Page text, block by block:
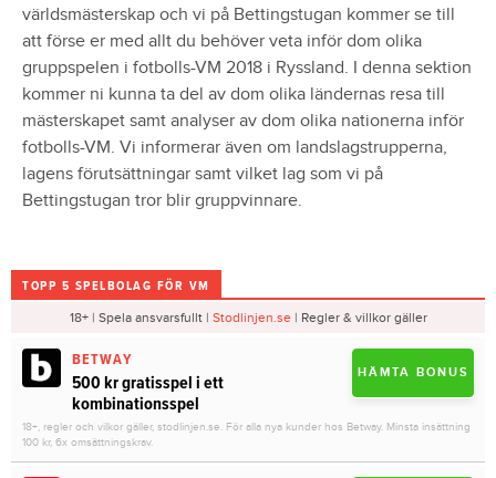
världsmästerskap och vi på Bettingstugan kommer se till
att förse er med allt du behöver veta inför dom olika
gruppspelen i fotbolls-VM 2018 i Ryssland. I denna sektion
kommer ni kunna ta del av dom olika ländernas resa till
mästerskapet samt analyser av dom olika nationerna inför
fotbolls-VM. Vi informerar även om landslagstrupperna,
lagens förutsättningar samt vilket lag som vi på
Bettingstugan tror blir gruppvinnare.
TOPP 5 SPELBOLAG FÖR VM
18+ | Spela ansvarsfullt | Stodlinjen.se| Regler & villkor gäller
BETWAY
500 kr gratisspel i ett
kombinationsspel
HÄMTA BONUS
18+, regler och vilkor gäller, stodlinjen.se. För alla nya kunder hos Betway. Minsta insättning
100 kr, 6x omsättningskrav.